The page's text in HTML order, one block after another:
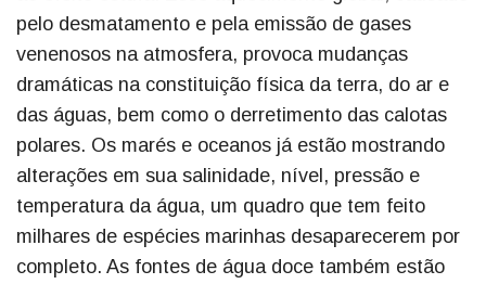
pelo desmatamento e pela emissão de gases
venenosos na atmosfera, provoca mudanças
dramáticas na constituição física da terra, do ar e
das águas, bem como o derretimento das calotas
polares. Os marés e oceanos já estão mostrando
alterações em sua salinidade, nível, pressão e
temperatura da água, um quadro que tem feito
milhares de espécies marinhas desaparecerem por
completo. As fontes de água doce também estão